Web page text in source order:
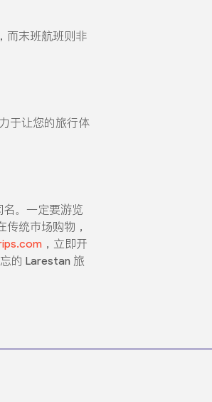
而末班航班则非
于让您的旅行体
。一定要游览
统市场购物，
，立即开
的 Larestan 旅